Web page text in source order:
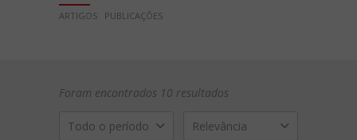
ARTIGOS
PUBLICAÇÕES
Foram encontrados 10 resultados
Todo o período Relevância